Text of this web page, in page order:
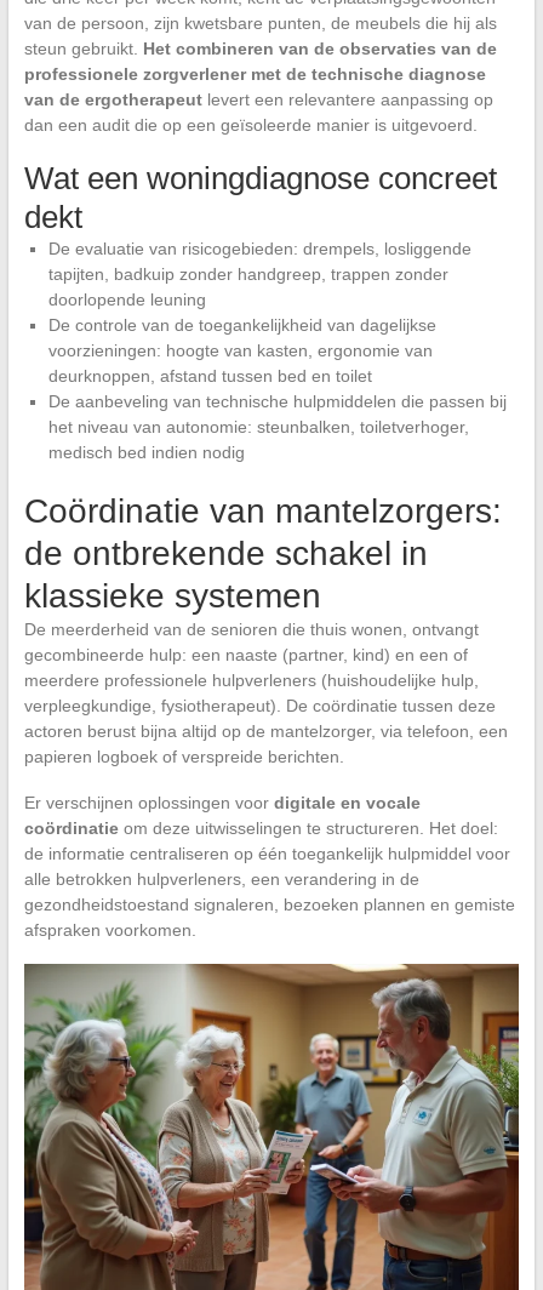
van de persoon, zijn kwetsbare punten, de meubels die hij als
steun gebruikt. Het combineren van de observaties van de
professionele zorgverlener met de technische diagnose
van de ergotherapeutlevert een relevantere aanpassing op
dan een audit die op een geïsoleerde manier is uitgevoerd.
Wat een woningdiagnose concreet
dekt
De evaluatie van risicogebieden: drempels, losliggende
tapijten, badkuip zonder handgreep, trappen zonder
doorlopende leuning
De controle van de toegankelijkheid van dagelijkse
voorzieningen: hoogte van kasten, ergonomie van
deurknoppen, afstand tussen bed en toilet
De aanbeveling van technische hulpmiddelen die passen bij
het niveau van autonomie: steunbalken, toiletverhoger,
medisch bed indien nodig
Coördinatie van mantelzorgers:
de ontbrekende schakel in
klassieke systemen
De meerderheid van de senioren die thuis wonen, ontvangt
gecombineerde hulp: een naaste (partner, kind) en een of
meerdere professionele hulpverleners (huishoudelijke hulp,
verpleegkundige, fysiotherapeut). De coördinatie tussen deze
actoren berust bijna altijd op de mantelzorger, via telefoon, een
papieren logboek of verspreide berichten.
Er verschijnen oplossingen voor digitale en vocale
coördinatieom deze uitwisselingen te structureren. Het doel:
de informatie centraliseren op één toegankelijk hulpmiddel voor
alle betrokken hulpverleners, een verandering in de
gezondheidstoestand signaleren, bezoeken plannen en gemiste
afspraken voorkomen.